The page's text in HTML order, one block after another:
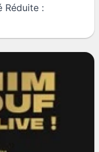
Réduite :